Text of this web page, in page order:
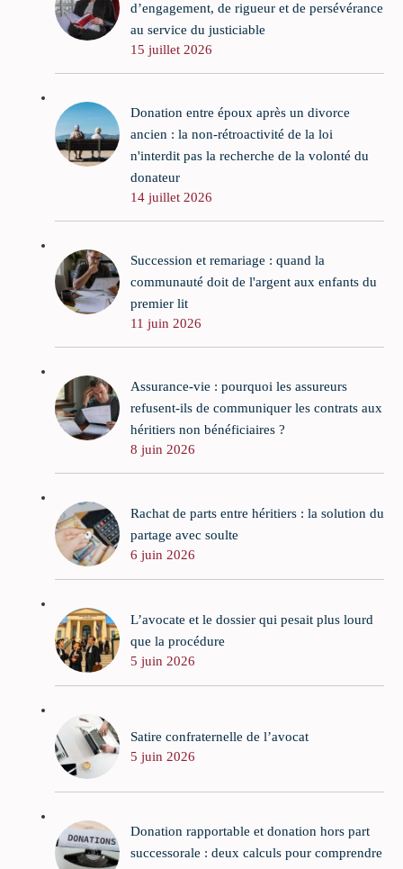
d’engagement, de rigueur et de persévérance
au service du justiciable
15 juillet 2026
Donation entre époux après un divorce
ancien : la non-rétroactivité de la loi
n'interdit pas la recherche de la volonté du
donateur
14 juillet 2026
Succession et remariage : quand la
communauté doit de l'argent aux enfants du
premier lit
11 juin 2026
Assurance-vie : pourquoi les assureurs
refusent-ils de communiquer les contrats aux
héritiers non bénéficiaires ?
8 juin 2026
Rachat de parts entre héritiers : la solution du
partage avec soulte
6 juin 2026
L’avocate et le dossier qui pesait plus lourd
que la procédure
5 juin 2026
Satire confraternelle de l’avocat
5 juin 2026
Donation rapportable et donation hors part
successorale : deux calculs pour comprendre